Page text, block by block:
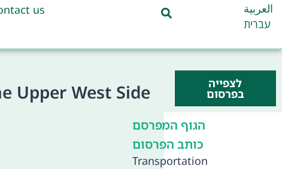
us
العربية
עברית
Upper West Side לצפייה
בפרסום
הגוף המפרסם
כותב הפרסום
Transportation